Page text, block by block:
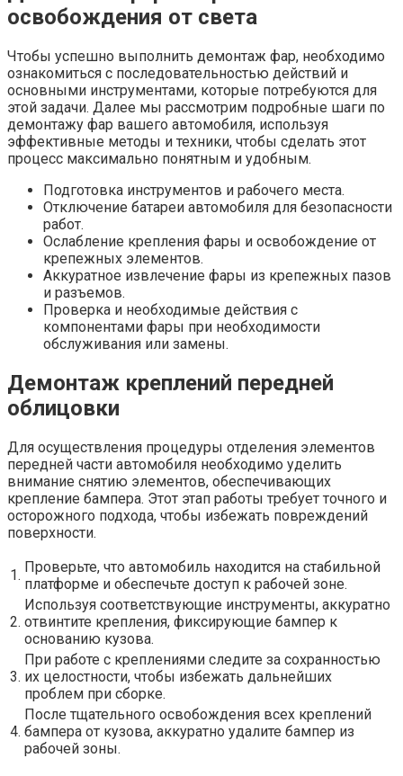
освобождения от света
Чтобы успешно выполнить демонтаж фар, необходимо
ознакомиться с последовательностью действий и
основными инструментами, которые потребуются для
этой задачи. Далее мы рассмотрим подробные шаги по
демонтажу фар вашего автомобиля, используя
эффективные методы и техники, чтобы сделать этот
процесс максимально понятным и удобным.
Подготовка инструментов и рабочего места.
Отключение батареи автомобиля для безопасности
работ.
Ослабление крепления фары и освобождение от
крепежных элементов.
Аккуратное извлечение фары из крепежных пазов
и разъемов.
Проверка и необходимые действия с
компонентами фары при необходимости
обслуживания или замены.
Демонтаж креплений передней
облицовки
Для осуществления процедуры отделения элементов
передней части автомобиля необходимо уделить
внимание снятию элементов, обеспечивающих
крепление бампера. Этот этап работы требует точного и
осторожного подхода, чтобы избежать повреждений
поверхности.
1. Проверьте, что автомобиль находится на стабильной
платформе и обеспечьте доступ к рабочей зоне.
2.
Используя соответствующие инструменты, аккуратно
отвинтите крепления, фиксирующие бампер к
основанию кузова.
3.
При работе с креплениями следите за сохранностью
их целостности, чтобы избежать дальнейших
проблем при сборке.
4.
После тщательного освобождения всех креплений
бампера от кузова, аккуратно удалите бампер из
рабочей зоны.